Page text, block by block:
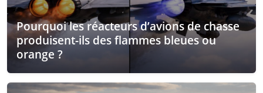
Pourquoi les réacteurs d’avions de chasse
produisent-ils des flammes bleues ou
orange ?